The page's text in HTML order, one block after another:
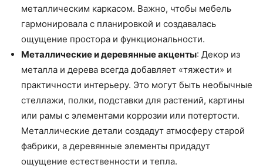
металлическим каркасом. Важно, чтобы мебель
гармонировала с планировкой и создавалась
ощущение простора и функциональности.
Металлические и деревянные акценты: Декор из
металла и дерева всегда добавляет «тяжести» и
практичности интерьеру. Это могут быть необычные
стеллажи, полки, подставки для растений, картины
или рамы с элементами коррозии или потертости.
Металлические детали создадут атмосферу старой
фабрики, а деревянные элементы придадут
ощущение естественности и тепла.